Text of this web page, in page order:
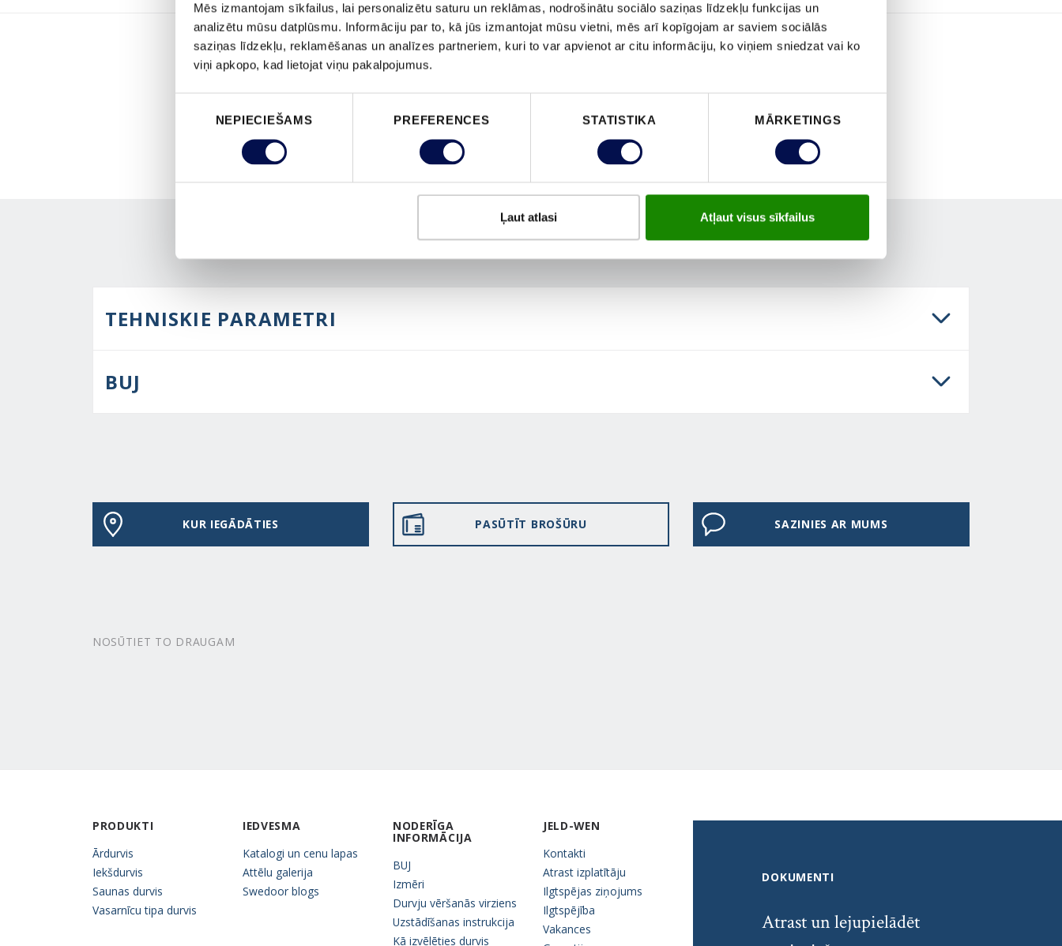
Mēs izmantojam sīkfailus, lai personalizētu saturu un reklāmas, nodrošinātu sociālo saziņas līdzekļu funkcijas un
analizētu mūsu datplūsmu. Informāciju par to, kā jūs izmantojat mūsu vietni, mēs arī kopīgojam ar saviem sociālās
saziņas līdzekļu, reklamēšanas un analīzes partneriem, kuri to var apvienot ar citu informāciju, ko viņiem sniedzat vai ko
viņi apkopo, kad lietojat viņu pakalpojumus.
NEPIECIEŠAMS PREFERENCES STATISTIKA MĀRKETINGS
Ļaut atlasi Atļaut visus sīkfailus
TEHNISKIE PARAMETRI
BUJ
KUR IEGĀDĀTIES PASŪTĪT BROŠŪRU SAZINIES AR MUMS
NOSŪTIET TO DRAUGAM
PRODUKTI
Ārdurvis
Iekšdurvis
Saunas durvis
Vasarnīcu tipa durvis
IEDVESMA
Katalogi un cenu lapas
Attēlu galerija
Swedoor blogs
NODERĪGA
INFORMĀCIJA
BUJ
Izmēri
Durvju vēršanās virziens
Uzstādīšanas instrukcija
Kā izvēlēties durvis
JELD-WEN
Kontakti
Atrast izplatītāju
Ilgtspējas ziņojums
Ilgtspējība
Vakances
DOKUMENTI
Atrast un lejupielādēt